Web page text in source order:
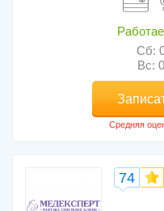
Сб:
Вс:
74